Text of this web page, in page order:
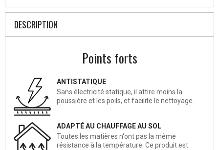
DESCRIPTION
Points forts
ANTISTATIQUE
Sans électricité statique, il attire moins la
poussière et les poils, et facilite le nettoyage.
ADAPTÉ AU CHAUFFAGE AU SOL
Toutes les matières n‘ont pas la même
résistance à la température. Ce produit est